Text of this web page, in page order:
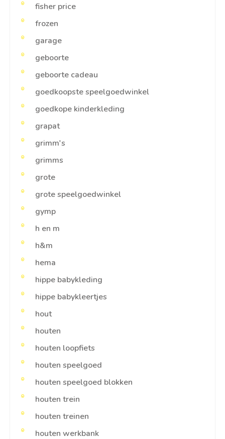
fisher price
frozen
garage
geboorte
geboorte cadeau
goedkoopste speelgoedwinkel
goedkope kinderkleding
grapat
grimm's
grimms
grote
grote speelgoedwinkel
gymp
h en m
h&m
hema
hippe babykleding
hippe babykleertjes
hout
houten
houten loopfiets
houten speelgoed
houten speelgoed blokken
houten trein
houten treinen
houten werkbank